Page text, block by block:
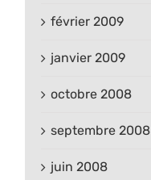
février 2009
janvier 2009
octobre 2008
septembre 2008
juin 2008